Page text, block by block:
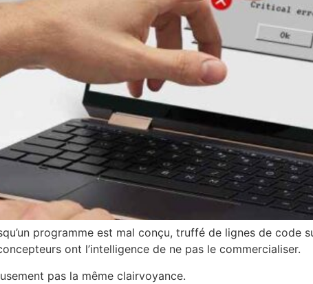
programme est mal conçu, truffé de lignes de code
ont l’intelligence de ne pas le commercialiser.
pas la même clairvoyance.